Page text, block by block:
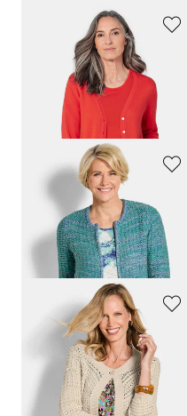
Strickjacke aus reiner Merinowolle
89,95 €
+ 2
GOLDNER
59,95 €89,95 €
30-Tage-Bestpreis**: 69,95 € (-14%)
GOLDNER
Strickjacke aus reiner Baumwolle
79,95 €
30-Tage-Bestpreis**: 59,95 €